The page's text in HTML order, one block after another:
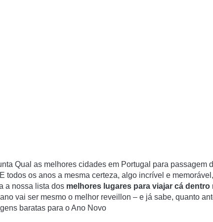
Qual as melhores cidades em Portugal para passagem
todos os anos a mesma certeza, algo incrível e
a nossa lista dos melhores lugares para viajar cá dentro
vai ser mesmo o melhor reveillon – e já sabe, quanto
baratas para o Ano Novo